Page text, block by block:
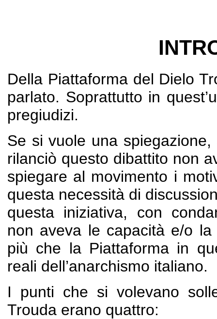
Della Piattaforma del Dielo
parlato. Soprattutto in
pregiudizi.
Se si vuole una
rilanciò questo dibattito non
spiegare al movimento i
questa necessità di
questa iniziativa, con
non aveva le capacità e/o
più che la Piattaforma in
reali dell’anarchismo italiano.
I punti che si volevano
Trouda erano quattro: